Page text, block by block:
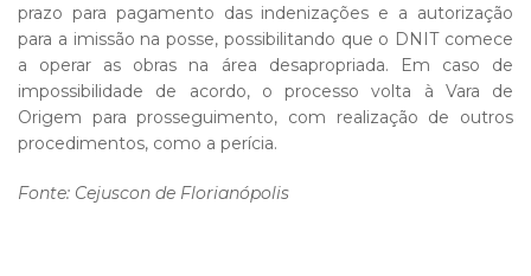
prazo para pagamento das indenizações e a autorização
para a imissão na posse, possibilitando que o DNIT comece
a operar as obras na área desapropriada. Em caso de
impossibilidade de acordo, o processo volta à Vara de
Origem para prosseguimento, com realização de outros
procedimentos, como a perícia.
Fonte: Cejuscon de Florianópolis